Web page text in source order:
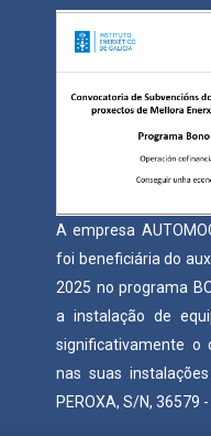
A empresa
foi beneficiária do
2025 no programa
a instalação de
significativamente o
nas suas
PEROXA, S/N, 36579